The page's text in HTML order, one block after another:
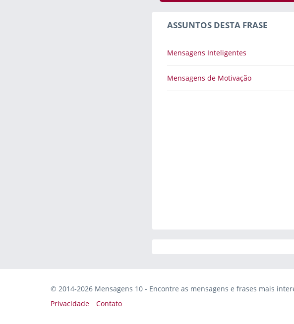
ASSUNTOS DESTA FRASE
Mensagens Inteligentes
Mensagens de Motivação
© 2014-2026 Mensagens 10 - Encontre as mensagens e frases mais
Privacidade
Contato